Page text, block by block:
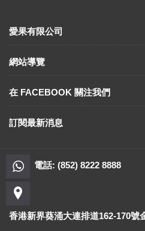
愛果有限公司
網站導覽
在 FACEBOOK 關注我們
訂閱最新消息
電話: (852) 8222 8888
香港新界葵涌大連排道162-170號